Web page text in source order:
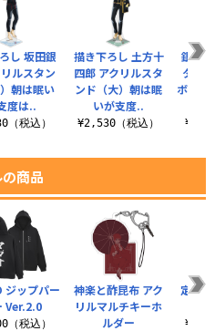
し 坂田銀
ルスタン
朝は眠い
度は..
（税込）
描き下ろし 土方十
四郎 アクリルスタ
ンド（大）朝は眠
いが支度..
¥2,530（税込）
銀さ
タン
ボって
商品
ジップパー
Ver.2.0
（税込）
神楽と酢昆布 アク
リルマルチキーホ
ルダー
定春